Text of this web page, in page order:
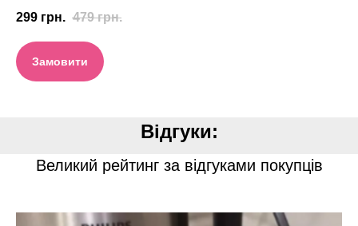
299 грн. 479 грн.
Замовити
Відгуки:
Великий рейтинг за відгуками покупців